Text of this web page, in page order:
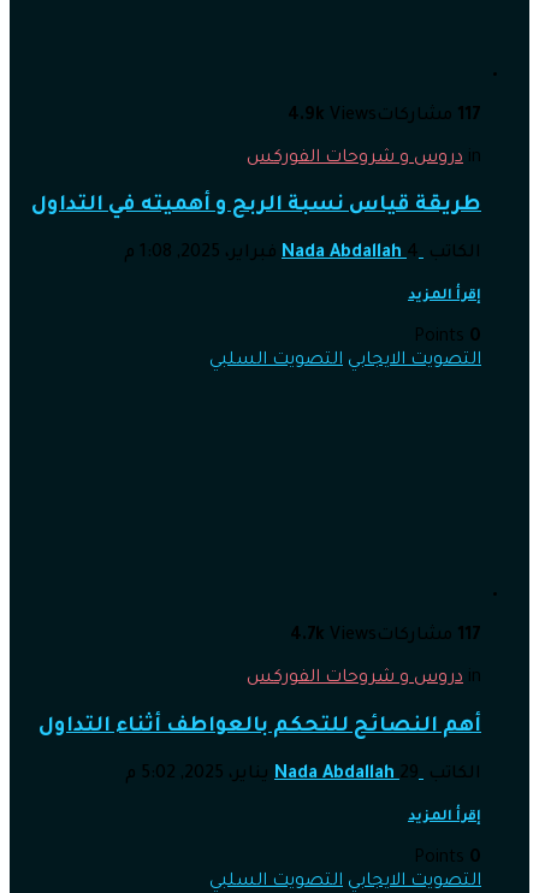
117 مشاركات 4.9k Views
in دروس و شروحات الفوركس
طريقة قياس نسبة الربح و أهميته في التداول
الكاتب Nada Abdallah 4 فبراير، 2025, 1:08 م
إقرأ المزيد
0
التصويت الايجابي التصويت السلبي
117 مشاركات 4.7k Views
in دروس و شروحات الفوركس
أهم النصائح للتحكم بالعواطف أثناء التداول
الكاتب Nada Abdallah 29 يناير، 2025, 5:02 م
إقرأ المزيد
0
التصويت الايجابي التصويت السلبي